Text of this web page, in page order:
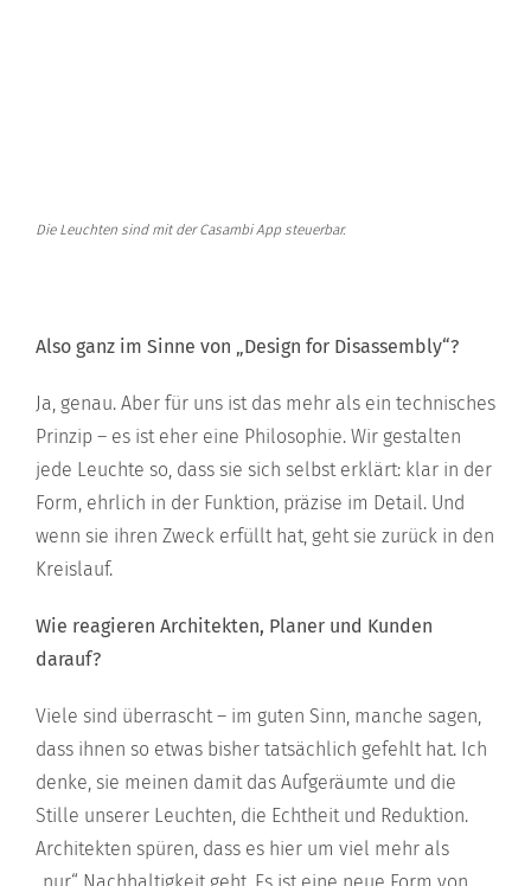
Die Leuchten sind mit der Casambi App steuerbar.
Also ganz im Sinne von „Design for Disassembly“?
Ja, genau. Aber für uns ist das mehr als ein technisches
Prinzip – es ist eher eine Philosophie. Wir gestalten
jede Leuchte so, dass sie sich selbst erklärt: klar in der
Form, ehrlich in der Funktion, präzise im Detail. Und
wenn sie ihren Zweck erfüllt hat, geht sie zurück in den
Kreislauf.
Wie reagieren Architekten, Planer und Kunden
darauf?
Viele sind überrascht – im guten Sinn, manche sagen,
dass ihnen so etwas bisher tatsächlich gefehlt hat. Ich
denke, sie meinen damit das Aufgeräumte und die
Stille unserer Leuchten, die Echtheit und Reduktion.
Architekten spüren, dass es hier um viel mehr als